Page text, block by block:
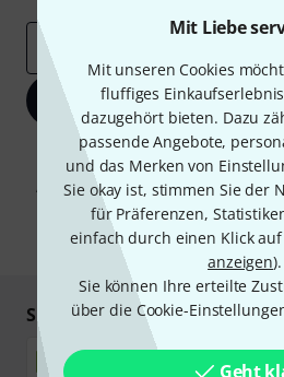
Mit Liebe
Mit unseren Cookies
fluffiges
dazugehört bieten. Dazu
passende Angebote,
und das Merken von
Sie okay ist, stimmen Sie der
für Präferenzen,
einfach durch einen Klick auf
anzeigen).
Sie können Ihre erteilte
über die Cookie-
Geht
E-Mail-Adresse
Jetzt
Mit Klick auf „Jetzt anmelden“
Werbung und einer Messung des E-
Abmeldung ist jederzeit möglich.
* Pflichtfeld
Sicher einkaufen & bezahlen